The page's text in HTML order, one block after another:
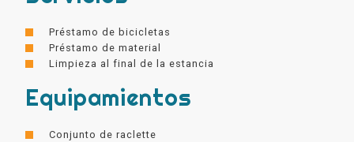
Préstamo de bicicletas
Préstamo de material
Limpieza al final de la estancia
Equipamientos
Conjunto de raclette